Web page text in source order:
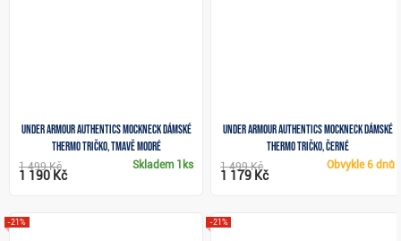
Under Armour Authentics Mockneck dámské
thermo tričko, tmavě modré
Skladem 1ks
1 499 Kč
1 190 Kč
Under Armour Authentics Mockneck dámské
thermo tričko, černé
Obvykle6 dnů
1 499 Kč
1 179 Kč
-21% -21%